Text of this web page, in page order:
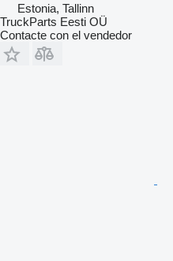
Estonia, Tallinn
TruckParts Eesti OÜ
Contacte con el vendedor